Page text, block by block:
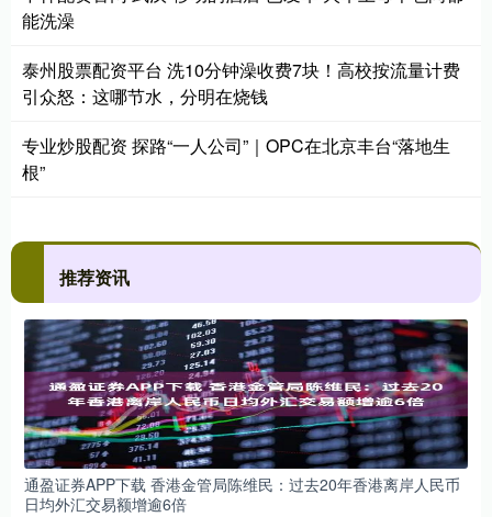
能洗澡
泰州股票配资平台 洗10分钟澡收费7块！高校按流量计费
引众怒：这哪节水，分明在烧钱
专业炒股配资 探路“一人公司”｜OPC在北京丰台“落地生
根”
推荐资讯
通盈证券APP下载 香港金管局陈维民：过去20年香港离岸人民币
日均外汇交易额增逾6倍